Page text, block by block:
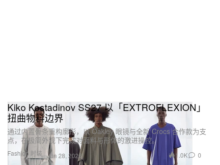
Fashion 时装
Kiko Kostadinov SS27 以「EXTROFLEXION」
扭曲物料边界
通过内置骨条重构廓形，以 Oakley 眼镜与全新 Crocs 合作款为支
点，在极简外观下完成对面料与形体的激进操控。
Jun 28, 2026 1.0K 0